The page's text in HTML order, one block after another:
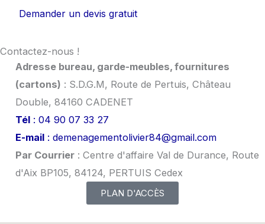
Demander un devis gratuit
Contactez-nous !
Adresse bureau, garde-meubles, fournitures
(cartons) : S.D.G.M, Route de Pertuis, Château
Double, 84160 CADENET
Tél: 04 90 07 33 27
E-mail: demenagementolivier84@gmail.com
Par Courrier: Centre d'affaire Val de Durance, Route
d'Aix BP105, 84124, PERTUIS Cedex
PLAN D'ACCÈS